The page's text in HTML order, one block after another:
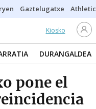
Gaztelugatxe Athletic
Kiosko
DURANGALDEA
pone el